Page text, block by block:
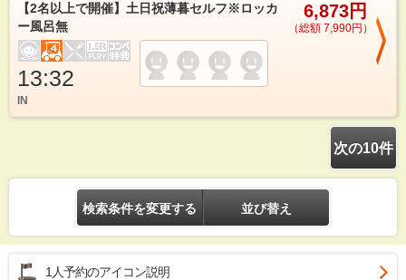
【2名以上で開催】土日祝薄暮セルフ※ロッカ
ー風呂無
6,873円
（総額 7,990円）
13:32
IN
次の10件
検索条件を変更する 並び替え
1人予約のアイコン説明